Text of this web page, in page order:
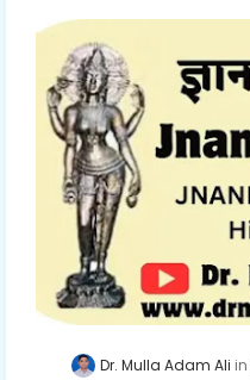
Dr. Mulla Adam Ali